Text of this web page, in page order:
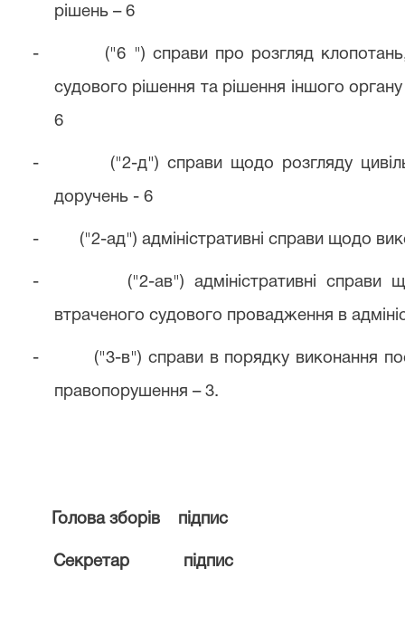
рішень – 6
- ("6 ") справи про розгляд
судового рішення та рішення іншого
6
- ("2-д") справи щодо розгляду
доручень - 6
- ("2-ад") адміністративні справи щодо
- ("2-ав") адміністративні справи
втраченого судового провадження в
- ("3-в") справи в порядку виконання
правопорушення – 3.
Голова зборів підпис
Секретар підпис